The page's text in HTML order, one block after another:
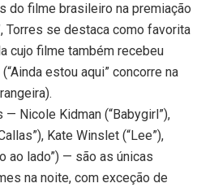
do filme brasileiro na premiação
Torres se destaca como favorita
cujo filme também recebeu
estou aqui” concorre na
Nicole Kidman (“Babygirl”),
Kate Winslet (“Lee”),
ao lado”) — são as únicas
na noite, com exceção de